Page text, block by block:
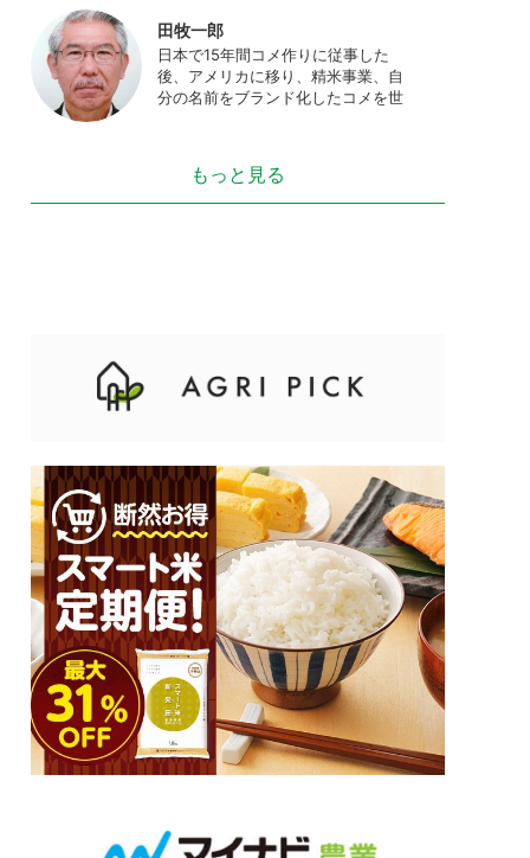
アにてお粥レシピ/レポ/歴史/文化な
どを発信中。JAPAN MENSA会員。
田牧一郎
日本で15年間コメ作りに従事した
後、アメリカに移り、精米事業、自
分の名前をブランド化したコメを世
精米技術コンサルティングとして関
わり、企業などの依頼で世界12カ国
もっと見る